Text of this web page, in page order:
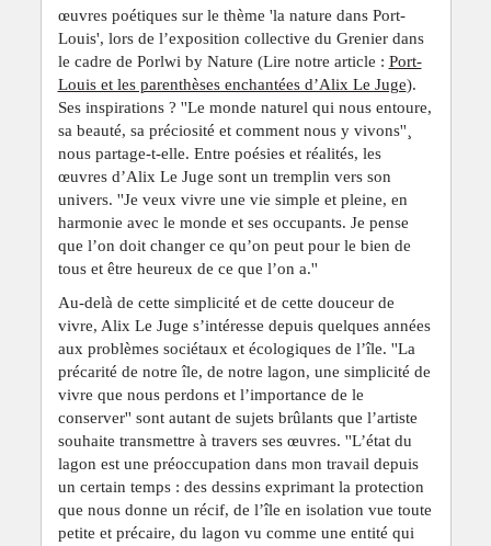
œuvres poétiques sur le thème 'la nature dans Port-
Louis', lors de l’exposition collective du Grenier dans
le cadre de Porlwi by Nature (Lire notre article : Port-
Louis et les parenthèses enchantées d’Alix Le Juge).
Ses inspirations ? ''Le monde naturel qui nous entoure,
sa beauté, sa préciosité et comment nous y vivons''¸
nous partage-t-elle. Entre poésies et réalités, les
œuvres d’Alix Le Juge sont un tremplin vers son
univers. ''Je veux vivre une vie simple et pleine, en
harmonie avec le monde et ses occupants. Je pense
que l’on doit changer ce qu’on peut pour le bien de
tous et être heureux de ce que l’on a.''
Au-delà de cette simplicité et de cette douceur de
vivre, Alix Le Juge s’intéresse depuis quelques années
aux problèmes sociétaux et écologiques de l’île. ''La
précarité de notre île, de notre lagon, une simplicité de
vivre que nous perdons et l’importance de le
conserver'' sont autant de sujets brûlants que l’artiste
souhaite transmettre à travers ses œuvres. ''L’état du
lagon est une préoccupation dans mon travail depuis
un certain temps : des dessins exprimant la protection
que nous donne un récif, de l’île en isolation vue toute
petite et précaire, du lagon vu comme une entité qui